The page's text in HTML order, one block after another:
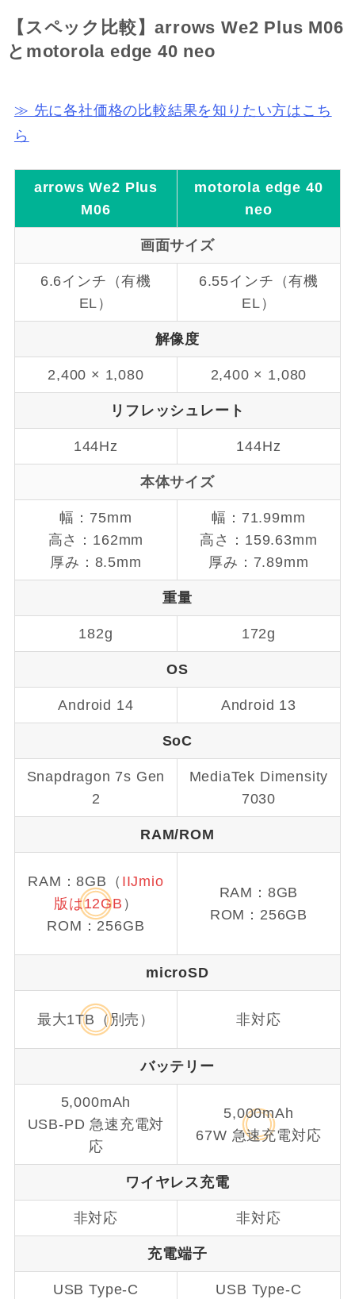
【スペック比較】arrows We2 Plus M06
とmotorola edge 40 neo
≫ 先に各社価格の比較結果を知りたい方はこち
ら
arrows We2 Plus
M06
motorola edge 40
neo
画面サイズ
6.6インチ（有機
EL）
6.55インチ（有機
EL）
解像度
2,400 × 1,080 2,400 × 1,080
リフレッシュレート
144Hz 144Hz
本体サイズ
幅：75mm
高さ：162mm
厚み：8.5mm
幅：71.99mm
高さ：159.63mm
厚み：7.89mm
重量
182g 172g
OS
Android 14 Android 13
SoC
Snapdragon 7s Gen
2
MediaTek Dimensity
7030
RAM/ROM
RAM：8GB（ IIJmio
版は12GB ）
ROM：256GB
RAM：8GB
ROM：256GB
microSD
最大1TB（別売） 非対応
バッテリー
5,000mAh
USB-PD 急速充電対
応
5,000mAh
67W 急速充電対応
ワイヤレス充電
非対応 非対応
充電端子
USB Type-C USB Type-C